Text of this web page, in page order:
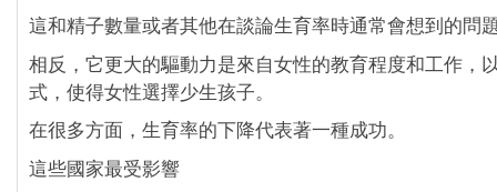
這和精子數量或者其他在談論生育率時通常會想到的問
相反，它更大的驅動力是來自女性的教育程度和工作，
式，使得女性選擇少生孩子。
在很多方面，生育率的下降代表著一種成功。
這些國家最受影響